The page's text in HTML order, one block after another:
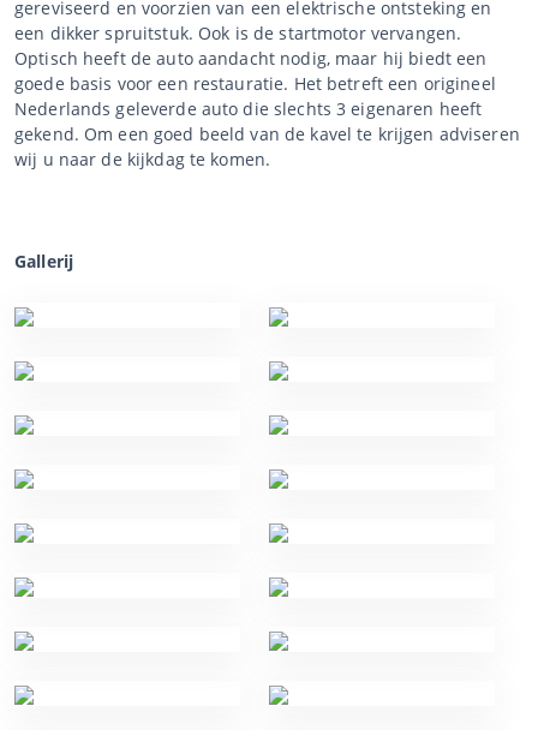
gereviseerd en voorzien van een elektrische ontsteking en
een dikker spruitstuk. Ook is de startmotor vervangen.
Optisch heeft de auto aandacht nodig, maar hij biedt een
goede basis voor een restauratie. Het betreft een origineel
Nederlands geleverde auto die slechts 3 eigenaren heeft
gekend. Om een goed beeld van de kavel te krijgen adviseren
wij u naar de kijkdag te komen.
Gallerij